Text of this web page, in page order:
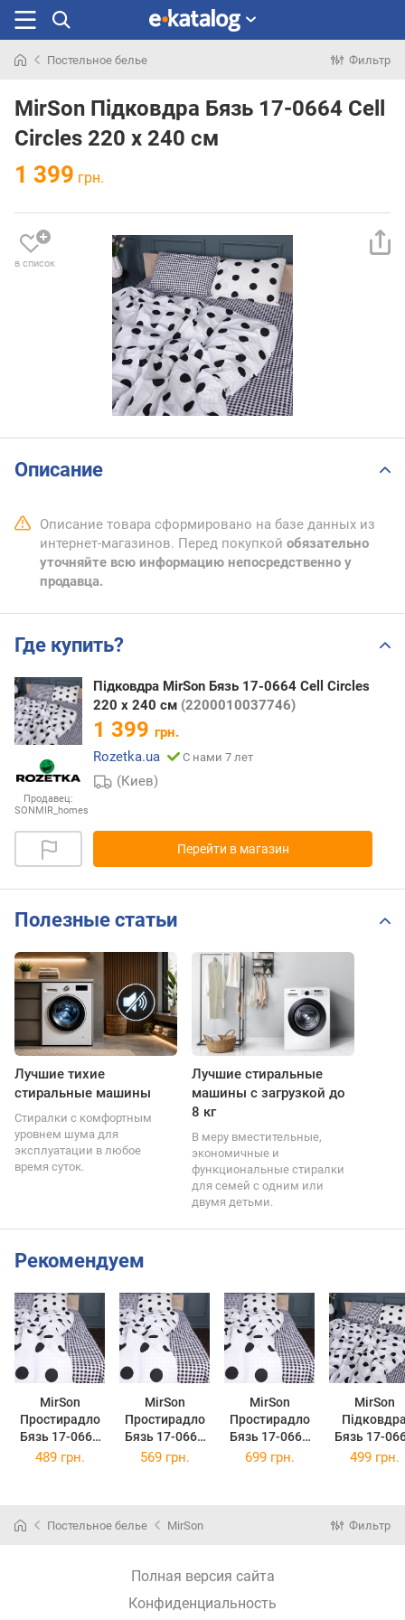
раньше
Постельное белье Фильтр
MirSon Підковдра Бязь 17-0664 Cell
Circles 220 x 240 см
1 399 грн.
в список
Описание
Описание товара сформировано на базе данных из
интернет-магазинов. Перед покупкой обязательно
уточняйте всю информацию непосредственно у
продавца.
Где купить?
Продавец:
SONMIR_homes
Підковдра MirSon Бязь 17-0664 Cell Circles
220 x 240 см (2200010037746)
1 399 грн.
Rozetka.ua
С нами 7 лет
(Киев)
Перейти в магазин
Полезные статьи
Лучшие тихие
стиральные машины
Стиралки с комфортным
уровнем шума для
эксплуатации в любое
время суток.
Лучшие стиральные
машины с загрузкой до
8 кг
В меру вместительные,
экономичные и
функциональные стиралки
для семей с одним или
двумя детьми.
Рекомендуем
MirSon
Простирадло
Бязь 17-0664
Cell Circles 150
MirSon
Простирадло
Бязь 17-0664
Cell Circles 200
MirSon
Простирадло
Бязь 17-0664
Cell Circles 220
MirSon
Бязь 17-
Cell Circles
489 грн. 569 грн. 699 грн. 499 грн.
Постельное белье MirSon Фильтр
Полная версия сайта
Конфиденциальность